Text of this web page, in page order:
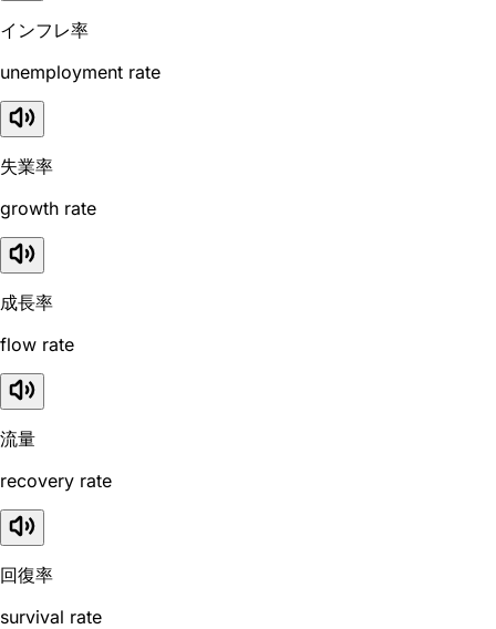
インフレ率
unemployment rate
失業率
growth rate
成長率
flow rate
流量
recovery rate
回復率
survival rate